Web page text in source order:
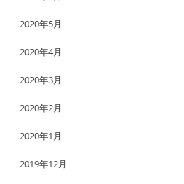
2020年5月
2020年4月
2020年3月
2020年2月
2020年1月
2019年12月